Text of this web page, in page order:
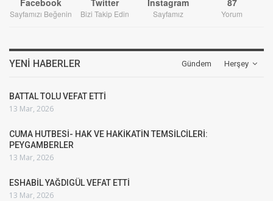
Sayfamızı Beğenin Bizi Takip Edin Sayfamız Yorum
Herşey
YENI HABERLER Gündem
BATTAL TOLU VEFAT ETTİ
13 Mar, 2026
CUMA HUTBESİ- HAK VE HAKİKATİN TEMSİLCİLERİ:
PEYGAMBERLER
13 Mar, 2026
ESHABİL YAĞDIGÜL VEFAT ETTİ
13 Mar, 2026